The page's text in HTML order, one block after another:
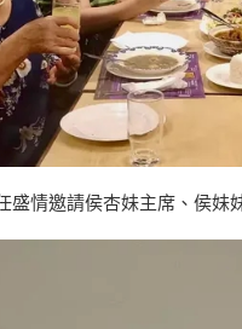
盛情邀請侯杏妹主席、侯妹